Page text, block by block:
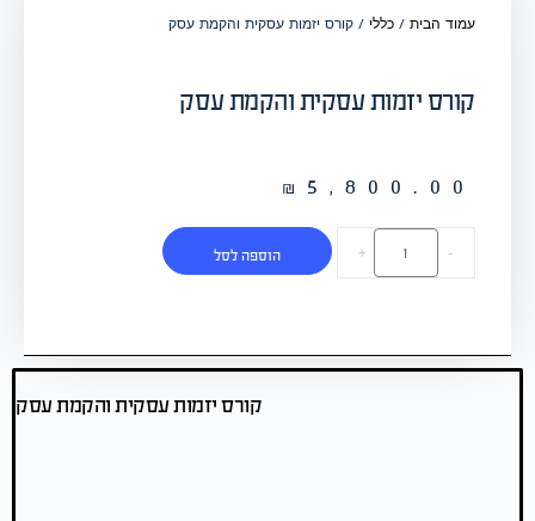
עמוד הבית/ כללי/ קורס יזמות עסקית והקמת עסק
קורס יזמות עסקית והקמת עסק
₪ 5,800.00
הוספה לסל
קורס יזמות עסקית והקמת עסק